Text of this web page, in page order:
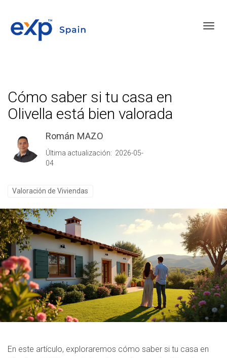
Cómo saber si tu casa en
Olivella está bien valorada
Román MAZO
Última actualización: 2026-05-
04
Valoración de Viviendas
En este artículo, exploraremos cómo saber si tu casa en